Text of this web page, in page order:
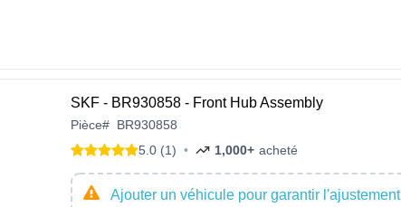
SKF - BR930858 - Front Hub Assembly
Pièce# BR930858
5.0 (1) • 1,000+ acheté
Ajouter un véhicule pour garantir l'ajustement